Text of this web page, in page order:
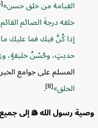
القيامة من خلق حسن [5] ،
خلقه درجةَ الصائم القائم [6]
إذا كُنَّ فيك فما عليك ما
حديثٍ، وحُسْنُ خليقةٍ،
المسلم على جوامع الخيرات
الخلق [8]
.
رسول اللهإلى جميع